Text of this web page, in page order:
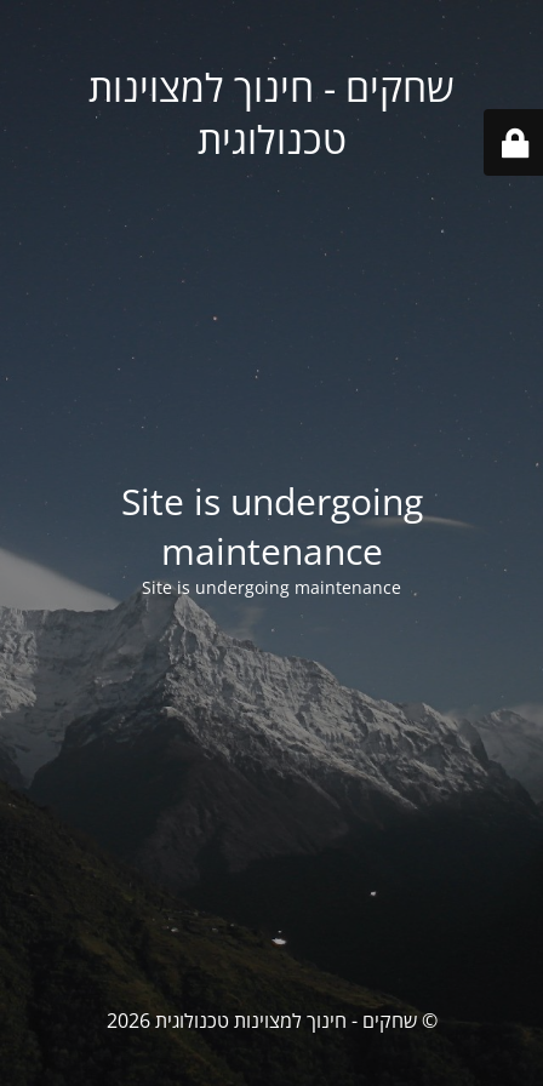
שחקים - חינוך למצוינות
טכנולוגית
Site is undergoing
maintenance
Site is undergoing maintenance
© שחקים - חינוך למצוינות טכנולוגית 2026